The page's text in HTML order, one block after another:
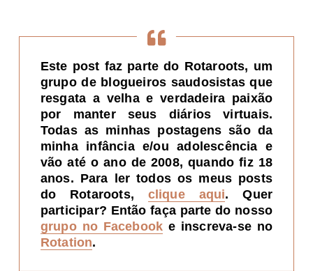
Este post faz parte do Rotaroots, um
grupo de blogueiros saudosistas que
resgata a velha e verdadeira paixão
por manter seus diários virtuais.
Todas as minhas postagens são da
minha infância e/ou adolescência e
vão até o ano de 2008, quando fiz 18
anos. Para ler todos os meus posts
do Rotaroots, clique aqui. Quer
participar? Então faça parte do nosso
grupo no Facebook e inscreva-se no
Rotation.